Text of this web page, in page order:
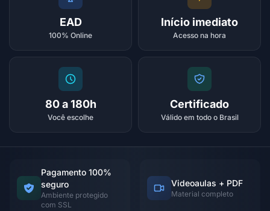
EAD
100% Online
Início imediato
Acesso na hora
80 a 180h
Você escolhe
Certificado
Válido em todo o Brasil
Pagamento 100%
seguro
Ambiente protegido
com SSL
Videoaulas + PDF
Material completo